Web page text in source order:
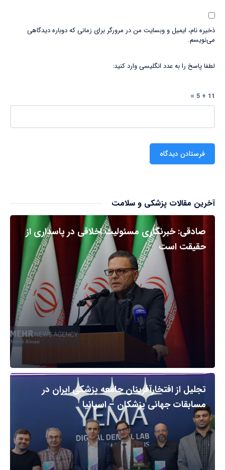
ذخیره نام، ایمیل و وبسایت من در مرورگر برای زمانی که دوباره دیدگاهی
می‌نویسم.
لطفا پاسخ را به عدد انگلیسی وارد کنید:
11 + 5 =
آخرین مقالات پزشکی و سلامت
صادقی: خبرنگاری مسئولیت اخلاقی در پاسداری از
حقیقت است
تجلیل از افتخارآفرینان جامعه پزشکی ایران در
مسابقات جهانی پزشکان – اسپانیا